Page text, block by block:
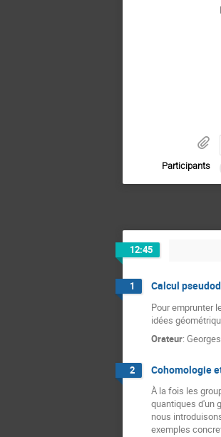
Participants
12:45
1 Calcul
Pour emprunter
idées
Orateur:
2 Cohomologie
À la fois les
quantiques d'un
nous
exemples